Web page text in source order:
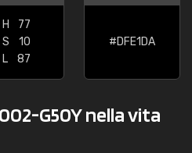
H
77
S
10
L
87
#DFE1DA
G50Y nella vita